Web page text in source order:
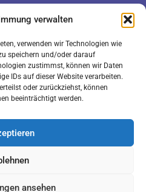
verwalten
verwenden wir Technologien wie
speichern und/oder darauf
zustimmst, können wir Daten
IDs auf dieser Website verarbeiten.
oder zurückziehst, können
beeinträchtigt werden.
ansehen
(EU)